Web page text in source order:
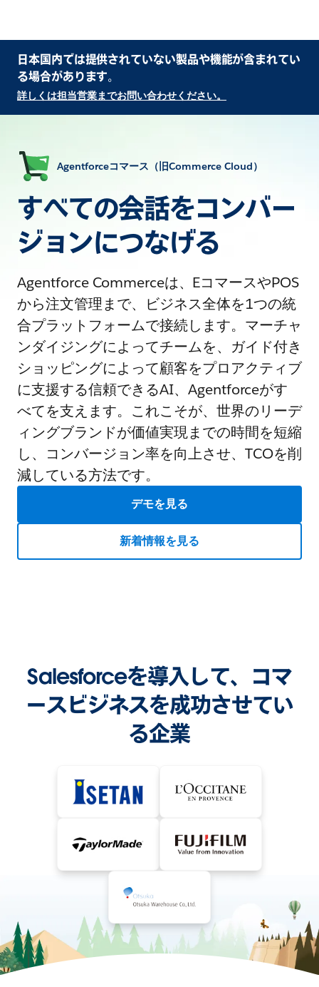
日本国内では提供されていない製品や機能が含まれてい
る場合があります。
詳しくは担当営業までお問い合わせください。
Agentforceコマース（旧Commerce Cloud）
すべての会話をコンバー
ジョンにつなげる
Agentforce Commerceは、EコマースやPOS
から注文管理まで、ビジネス全体を1つの統
合プラットフォームで接続します。マーチャ
ンダイジングによってチームを、ガイド付き
ショッピングによって顧客をプロアクティブ
に支援する信頼できるAI、Agentforceがす
べてを支えます。これこそが、世界のリーデ
ィングブランドが価値実現までの時間を短縮
し、コンバージョン率を向上させ、TCOを削
減している方法です。
デモを見る
新着情報を見る
Salesforceを導入して、コマ
ースビジネスを成功させてい
る企業